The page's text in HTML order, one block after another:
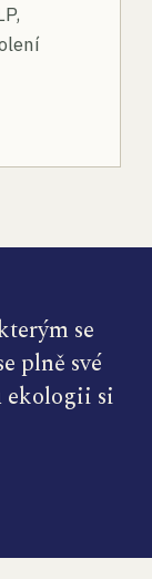
se
plně své
ekologii si